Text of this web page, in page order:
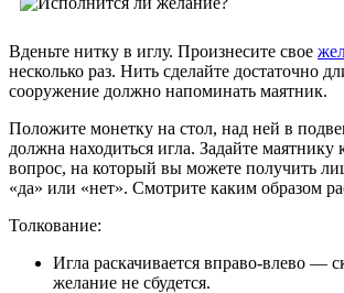
Вденьте нитку в иглу. Произнесите свое
несколько раз. Нить сделайте достаточно
сооружение должно напоминать маятник.
Положите монетку на стол, над ней в
должна находиться игла. Задайте маятнику
вопрос, на который вы можете получить
«да» или «нет». Смотрите каким образом
Толкование:
Игла раскачивается вправо-влево —
желание не сбудется.